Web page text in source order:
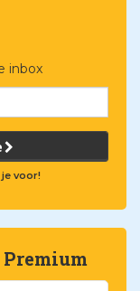
inbox
voor!